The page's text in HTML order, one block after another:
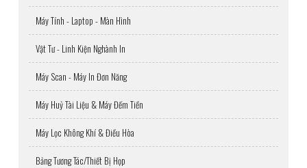
Máy Tính - Laptop - Màn Hình
Vật Tư - Linh Kiện Nghành In
Máy Scan - Máy In Đơn Năng
Máy Huỷ Tài Liệu & Máy Đếm Tiền
Máy Lọc Không Khí & Điều Hòa
Bảng Tương Tác/Thiết Bị Họp